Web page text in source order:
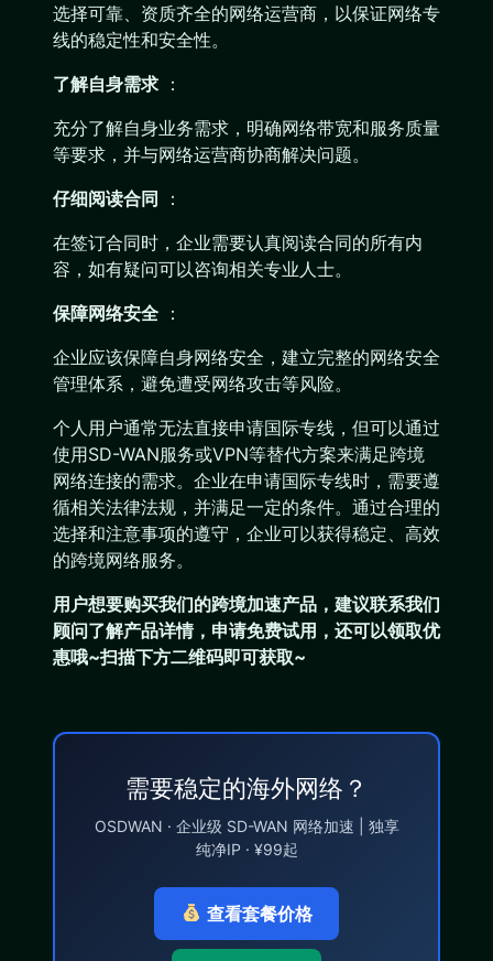
选择可靠、资质齐全的网络运营商，以保证网络专
线的稳定性和安全性。
了解自身需求 ：
充分了解自身业务需求，明确网络带宽和服务质量
等要求，并与网络运营商协商解决问题。
仔细阅读合同 ：
在签订合同时，企业需要认真阅读合同的所有内
容，如有疑问可以咨询相关专业人士。
保障网络安全 ：
企业应该保障自身网络安全，建立完整的网络安全
管理体系，避免遭受网络攻击等风险。
个人用户通常无法直接申请国际专线，但可以通过
使用SD-WAN服务或VPN等替代方案来满足跨境
网络连接的需求。企业在申请国际专线时，需要遵
循相关法律法规，并满足一定的条件。通过合理的
选择和注意事项的遵守，企业可以获得稳定、高效
的跨境网络服务。
用户想要购买我们的跨境加速产品 ，建议联系我们
顾问了解产品详情，申请免费试用，还可以领取优
惠哦~扫描下方二维码即可获取~
需要稳定的海外网络？
OSDWAN · 企业级 SD-WAN 网络加速 | 独享
纯净IP · ¥99起
查看套餐价格